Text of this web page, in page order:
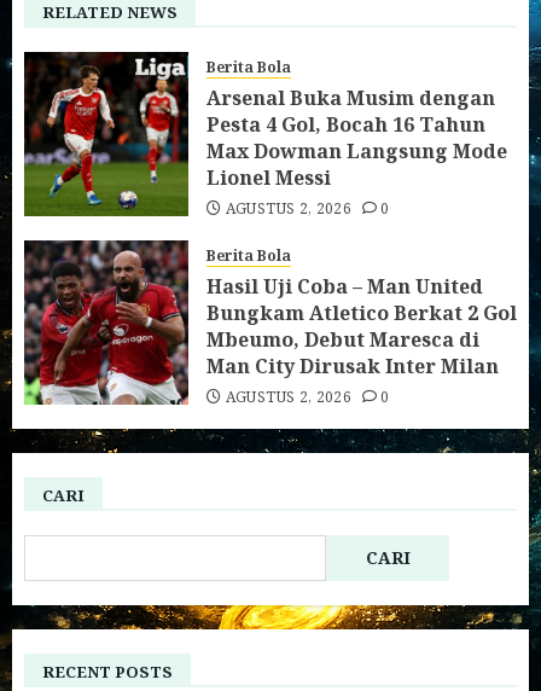
RELATED NEWS
Berita Bola
Arsenal Buka Musim dengan
Pesta 4 Gol, Bocah 16 Tahun
Max Dowman Langsung Mode
Lionel Messi
AGUSTUS 2, 2026 0
Berita Bola
Hasil Uji Coba – Man United
Bungkam Atletico Berkat 2 Gol
Mbeumo, Debut Maresca di
Man City Dirusak Inter Milan
AGUSTUS 2, 2026 0
CARI
CARI
RECENT POSTS